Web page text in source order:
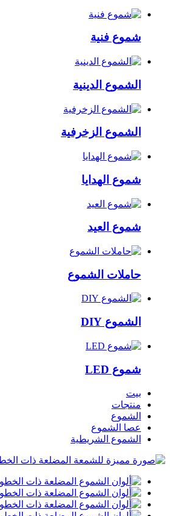
شموع فنية
الشموع الدينية
الشموع الزخرفية
شموع الهدايا
شموع العيد
حاملات الشموع
الشموع DIY
شموع LED
بيت
منتجات
الشموع
عصا الشموع
الشموع الشريطية